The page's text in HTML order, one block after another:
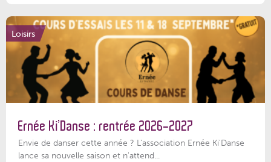
Loisirs
Ernée Ki’Danse : rentrée 2026-2027
Envie de danser cette année ? L'association Ernée Ki'Danse
lance sa nouvelle saison et n'attend...